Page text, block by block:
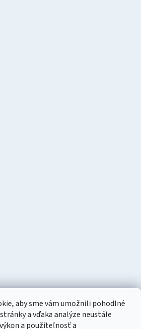
aby sme vám umožnili pohodlné
a vďaka analýze neustále
a použiteľnosť a